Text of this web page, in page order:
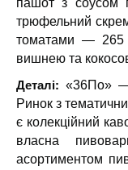
пашот з соусом
трюфельний
томатами — 265
вишнею та
Деталі: «36По» —
Ринок з
є колекційний
власна
асортиментом